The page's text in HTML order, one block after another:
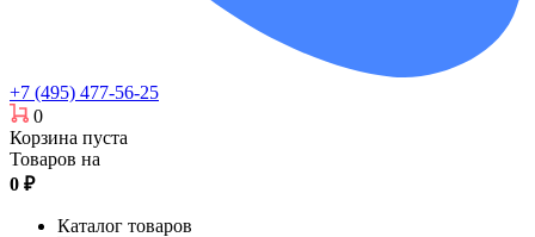
+7 (495) 477-56-25
0
Корзина пуста
Товаров на
0 ₽
Каталог товаров